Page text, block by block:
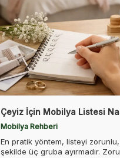
Çeyiz İçin Mobilya Listesi
Mobilya Rehberi
En pratik yöntem, listeyi
şekilde üç gruba ayırmadır.